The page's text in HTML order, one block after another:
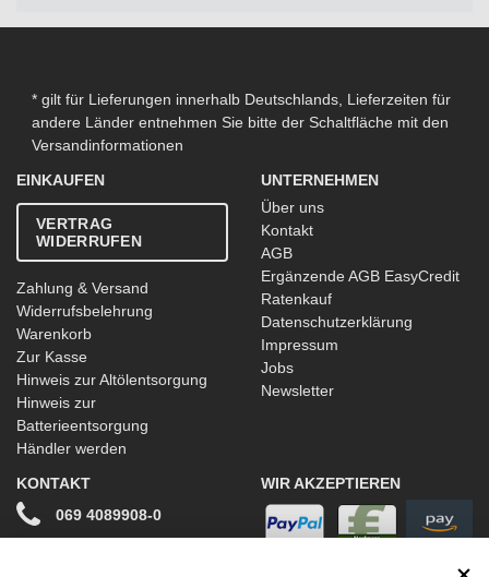
* gilt für Lieferungen innerhalb Deutschlands, Lieferzeiten für
andere Länder entnehmen Sie bitte der Schaltfläche mit den
Versandinformationen
EINKAUFEN
VERTRAG
WIDERRUFEN
Zahlung & Versand
Widerrufsbelehrung
Warenkorb
Zur Kasse
Hinweis zur Altölentsorgung
Hinweis zur
Batterieentsorgung
Händler werden
UNTERNEHMEN
Über uns
Kontakt
AGB
Ergänzende AGB EasyCredit
Ratenkauf
Datenschutzerklärung
Impressum
Jobs
Newsletter
KONTAKT
069 4089908-0
WIR AKZEPTIEREN